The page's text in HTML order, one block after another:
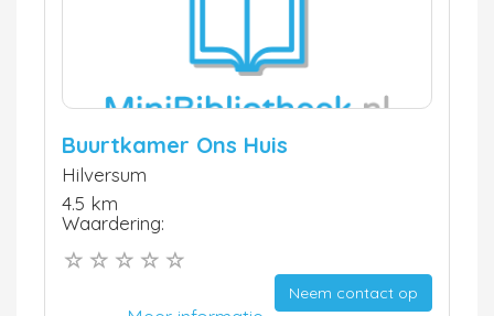
Buurtkamer Ons Huis
Hilversum
4.5 km
Waardering:
Neem contact op